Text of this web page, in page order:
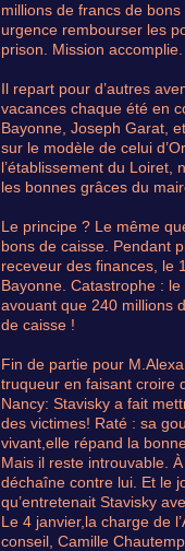
millions de francs de
urgence rembourser les
prison. Mission accomplie.
Il repart pour d’autres
vacances chaque été en
Bayonne, Joseph Garat,
sur le modèle de celui
l’établissement du Loiret,
les bonnes grâces du
Le principe ? Le même
bons de caisse. Pendant
receveur des finances, le
Bayonne. Catastrophe :
avouant que 240 millions
de caisse !
Fin de partie pour
truqueur en faisant croire
Nancy: Stavisky a fait
des victimes! Raté : sa
vivant,elle répand la
Mais il reste introuvable.
déchaîne contre lui. Et le
qu’entretenait Stavisky
Le 4 janvier,la charge de
conseil, Camille